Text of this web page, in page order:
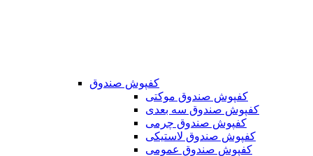
کفپوش صندوق
کفپوش صندوق موکتی
کفپوش صندوق سه بعدی
کفپوش صندوق چرمی
کفپوش صندوق لاستیکی
کفپوش صندوق عمومی